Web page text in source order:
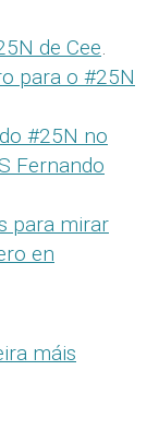
de Cee.
para o #25N
#25N no
Fernando
para mirar
en
máis